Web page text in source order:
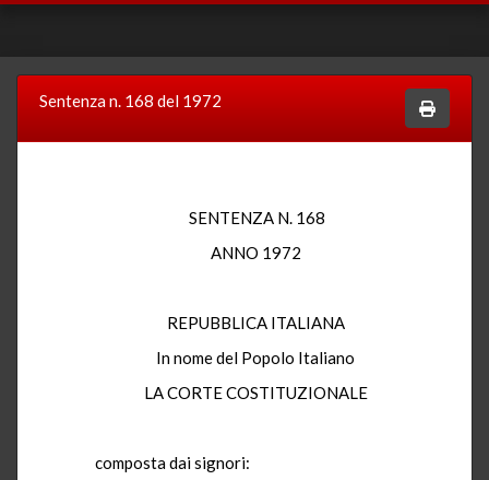
Sentenza n. 168 del 1972
SENTENZA N. 168
ANNO 1972
REPUBBLICA ITALIANA
In nome del Popolo Italiano
LA CORTE COSTITUZIONALE
composta dai signori: